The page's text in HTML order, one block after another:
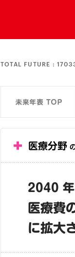
TOTAL FUTURE :
医療分野
2040 年
医療費
に拡大